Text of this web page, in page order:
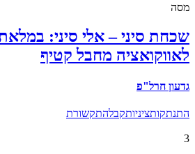
מסה
לאווקואציה מחבל קטיף
גדעון חרל"פ
התנתקותציניותקבלהתקשורת
3